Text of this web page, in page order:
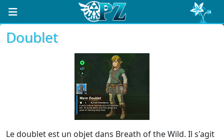
Doublet
Le doublet est un objet dans Breath of the Wild. Il s'agit